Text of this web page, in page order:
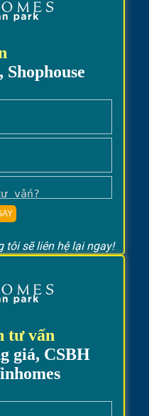
tôi sẽ liên hệ lại ngay!
tư vấn
giá, CSBH